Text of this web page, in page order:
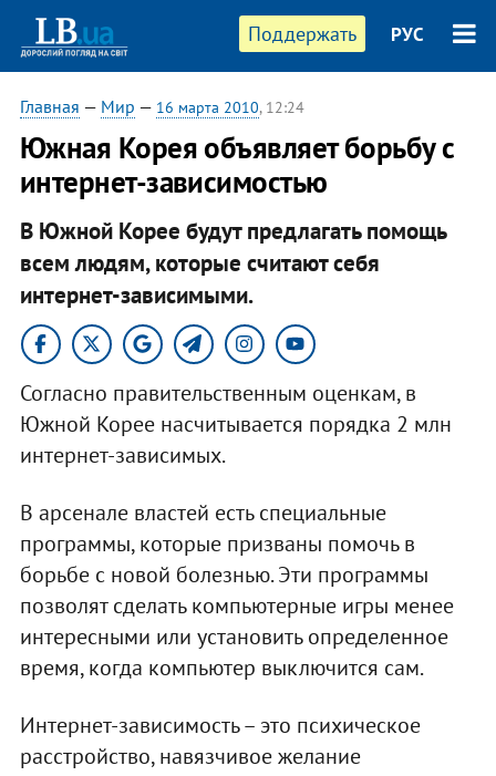
Поддержать РУС
Главная — Мир — 16 марта 2010, 12:24
Южная Корея объявляет борьбу с
интернет-зависимостью
В Южной Корее будут предлагать помощь
всем людям, которые считают себя
интернет-зависимыми.
Согласно правительственным оценкам, в
Южной Корее насчитывается порядка 2 млн
интернет-зависимых.
В арсенале властей есть специальные
программы, которые призваны помочь в
борьбе с новой болезнью. Эти программы
позволят сделать компьютерные игры менее
интересными или установить определенное
время, когда компьютер выключится сам.
Интернет-зависимость – это психическое
расстройство, навязчивое желание